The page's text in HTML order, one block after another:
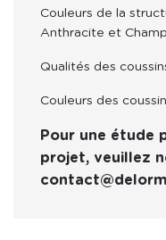
Couleurs de la
Anthracite et
Qualités des
Couleurs des
Pour une étude
projet, veuillez